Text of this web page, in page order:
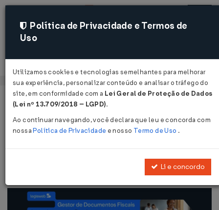
Acessar
Página Inicial Legislações
Constituição Federal SEM
Política de Privacidade e Termos de
Uso
Utilizamos cookies e tecnologias semelhantes para melhorar
sua experiência, personalizar conteúdo e analisar o tráfego do
site, em conformidade com a Lei Geral de Proteção de Dados
(Lei nº 13.709/2018 – LGPD).
Ao continuar navegando, você declara que leu e concorda com
nossaPolítica de Privacidade e nosso Termo de Uso .
Li e concordo